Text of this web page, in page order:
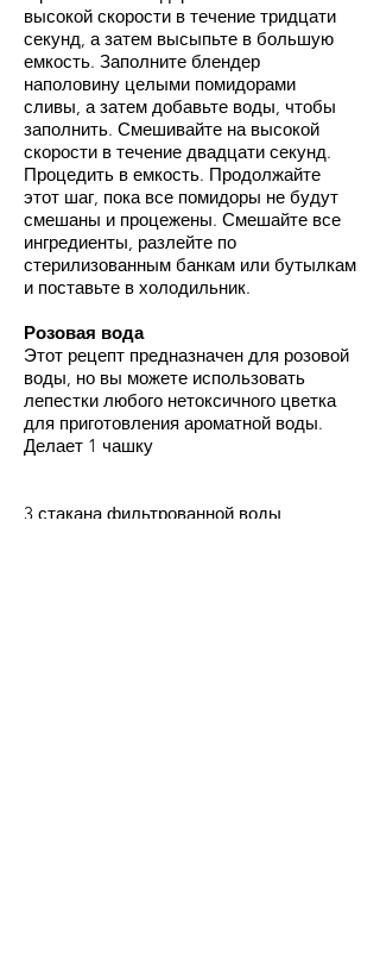
высокой скорости в течение тридцати
секунд, а затем высыпьте в большую
емкость. Заполните блендер
наполовину целыми помидорами
сливы, а затем добавьте воды, чтобы
заполнить. Смешивайте на высокой
скорости в течение двадцати секунд.
Процедить в емкость. Продолжайте
этот шаг, пока все помидоры не будут
смешаны и процежены. Смешайте все
ингредиенты, разлейте по
стерилизованным банкам или бутылкам
и поставьте в холодильник.
Розовая вода
Этот рецепт предназначен для розовой
воды, но вы можете использовать
лепестки любого нетоксичного цветка
для приготовления ароматной воды.
Делает 1 чашку
3 стакана фильтрованной воды